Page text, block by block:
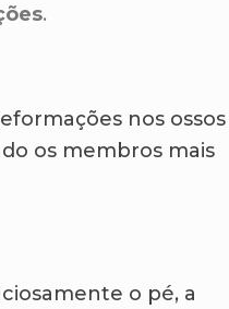
.
nos ossos
os membros mais
o pé, a